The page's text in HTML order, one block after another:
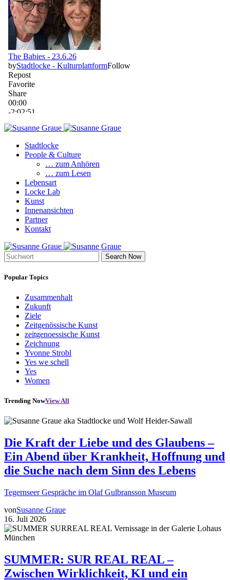
Stadtlocke
People & Culture
… zum Anhören
… zum Lesen
Lebensart
Locke Lab
Kunst
Innenansichten
Partner
Kontakt
Search Now
Popular Topics
Zusammenhalt
Zukunft
Ziele
Zeitgenössische Kunst
zeitgenoessische Kunst
Zeichnung
Yvonne Strobl
Yes we schell
Yes
Women
Trending NowView All
Die Kraft der Liebe und des Glaubens –
Ein Abend über Krankheit, Hoffnung und
die Suche nach dem Sinn des Lebens
Tegernseer Gespräche im Olaf Gulbransson Museum
vonSusanne Graue
16. Juli 2026
SUMMER: SUR REAL REAL –
Zwischen Wirklichkeit, KI und ein